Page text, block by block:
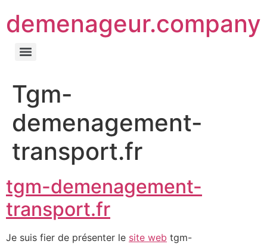
demenageur.company
Tgm-
demenagement-
transport.fr
tgm-demenagement-
transport.fr
Je suis fier de présenter le site web tgm-